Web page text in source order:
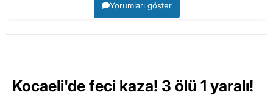
Yorumları göster
Kocaeli'de feci kaza! 3 ölü 1 yaralı!